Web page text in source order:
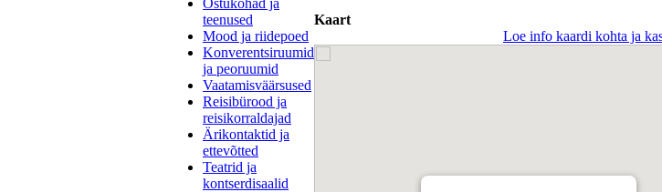
Ostukohad ja
teenused
Mood ja riidepoed
Konverentsiruumid
ja peoruumid
Vaatamisväärsused
Reisibürood ja
reisikorraldajad
Ärikontaktid ja
ettevõtted
Teatrid ja
kontserdisaalid
Kaart
Loe info kaardi kohta ja